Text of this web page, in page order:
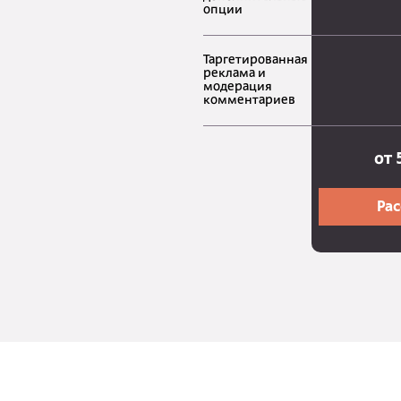
опции
Таргетированная
реклама и
модерация
комментариев
от